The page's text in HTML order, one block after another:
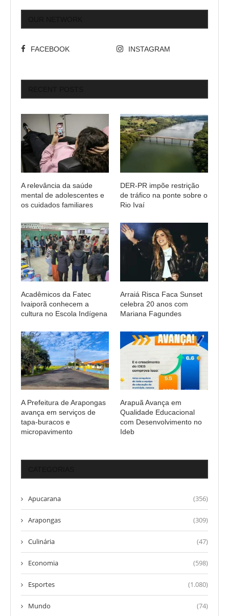
FACEBOOK INSTAGRAM
A relevância da saúde
mental de adolescentes e
os cuidados familiares
DER-PR impõe restrição
de tráfico na ponte sobre o
Rio Ivaí
Acadêmicos da Fatec
Ivaiporã conhecem a
cultura no Escola Indígena
Arraiá Risca Faca Sunset
celebra 20 anos com
Mariana Fagundes
A Prefeitura de Arapongas
avança em serviços de
tapa-buracos e
micropavimento
Arapuã Avança em
Qualidade Educacional
com Desenvolvimento no
Ideb
Apucarana (356)
Arapongas (309)
Culinária (47)
Economia (598)
Esportes (1.080)
Mundo (74)